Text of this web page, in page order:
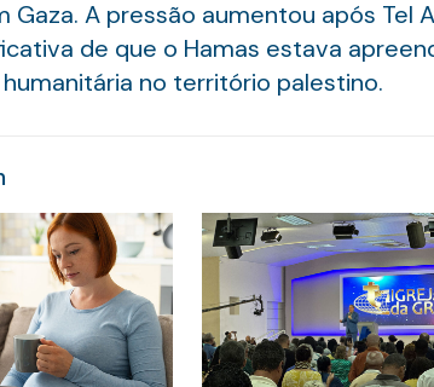
Gaza. A pressão aumentou após Tel
de que o Hamas estava
no território palestino.